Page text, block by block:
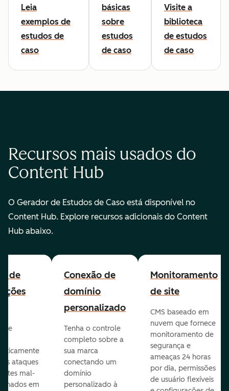
Leia
exemplos de
estudos de
caso
básicas
sobre
estudos
de caso
Visite a
biblioteca
de estudos
de caso
Recursos mais usados do
Content Hub
O Gerador de Estudos de Caso está disponível no
Content Hub. Explore recursos adicionais do Content
Hub abaixo.
de
e
ataques
mal-
em
Conexão de
domínio
personalizado
Tenha o controle
completo sobre a
sua marca
conectando um
domínio
personalizado à
Monitoramento
de site
CMS baseado em
nuvem que fornece
monitoramento de
segurança e
ameaças 24 horas
por dia, permissões
de usuário flexíveis